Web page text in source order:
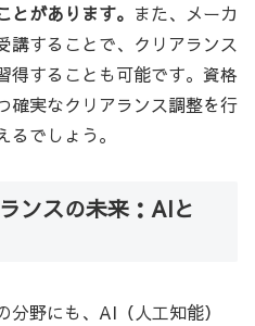
があります。 また、メーカ
講することで、クリアランス
得することも可能です。資格
確実なクリアランス調整を行
でしょう。
ンスの未来：AIと
野にも、AI（人工知能）